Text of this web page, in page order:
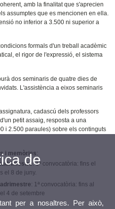
amb la finalitat que s'aprecien
assumptes que es mencionen en ella.
no inferior a 3.500 ni superior a
formals d'un treball acadèmic
el rigor de l'expressió, el sistema
dos seminaris de quatre dies de
L'assistència a eixos seminaris
cadascú dels professors
petit assaig, resposta a una
i 2.500 paraules) sobre els continguts
i memòries:
: 1ª convocatòria: fins el
el 8 de juny.
: 1ª convocatòria: fins al
4 de setembre
de
per a nosaltres. Per això,